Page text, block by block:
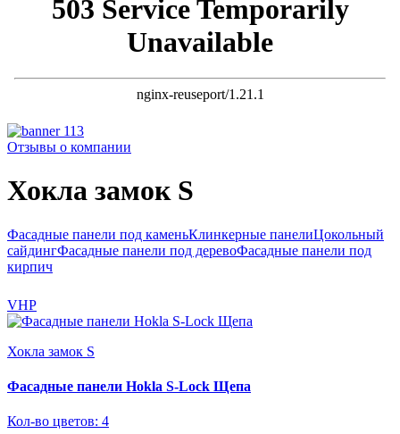
Отзывы о компании
Хокла замок S
Фасадные панели под каменьКлинкерные панелиЦокольный
сайдингФасадные панели под деревоФасадные панели под
кирпич
VHP
Хокла замок S
Фасадные панели Hokla S-Lock Щепа
Кол-во цветов: 4